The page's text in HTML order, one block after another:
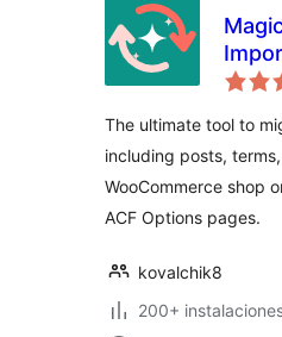
The ultimate tool to
including posts,
WooCommerce shop
ACF Options pages.
kovalchik8
200+